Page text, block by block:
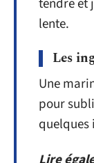
tendre et
lente.
Les
Une
pour